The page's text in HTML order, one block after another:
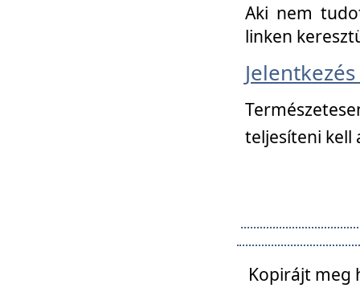
Aki nem
linken
Jelentkezés
teljesíteni kell
Kopirájt meg